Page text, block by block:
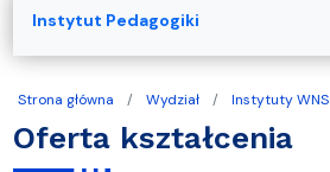
Strona główna Wydział Instytuty WNS
Oferta kształcenia
Instytut Pedagogiki